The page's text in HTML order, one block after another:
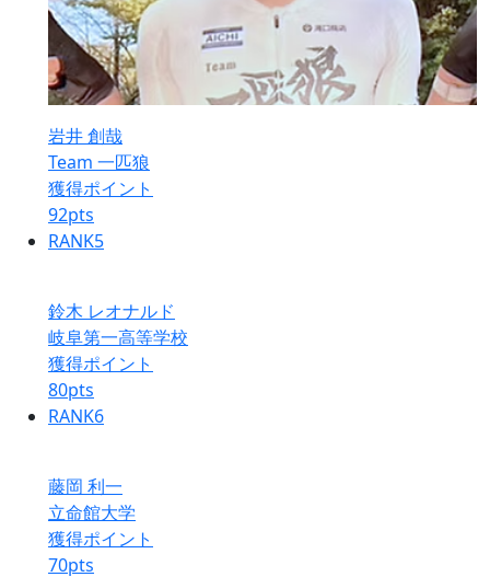
岩井 創哉
Team 一匹狼
獲得ポイント
92pts
RANK5
鈴木 レオナルド
岐阜第一高等学校
獲得ポイント
80pts
RANK6
藤岡 利一
立命館大学
獲得ポイント
70pts